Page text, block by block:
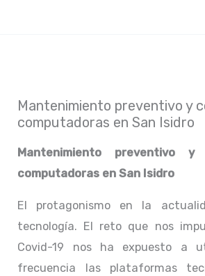
Mantenimiento preventivo y
computadoras en San Isidro
Mantenimiento preventivo
computadoras en San Isidro
El protagonismo en la
tecnología. El reto que nos
Covid-19 nos ha expuesto a
frecuencia las plataformas